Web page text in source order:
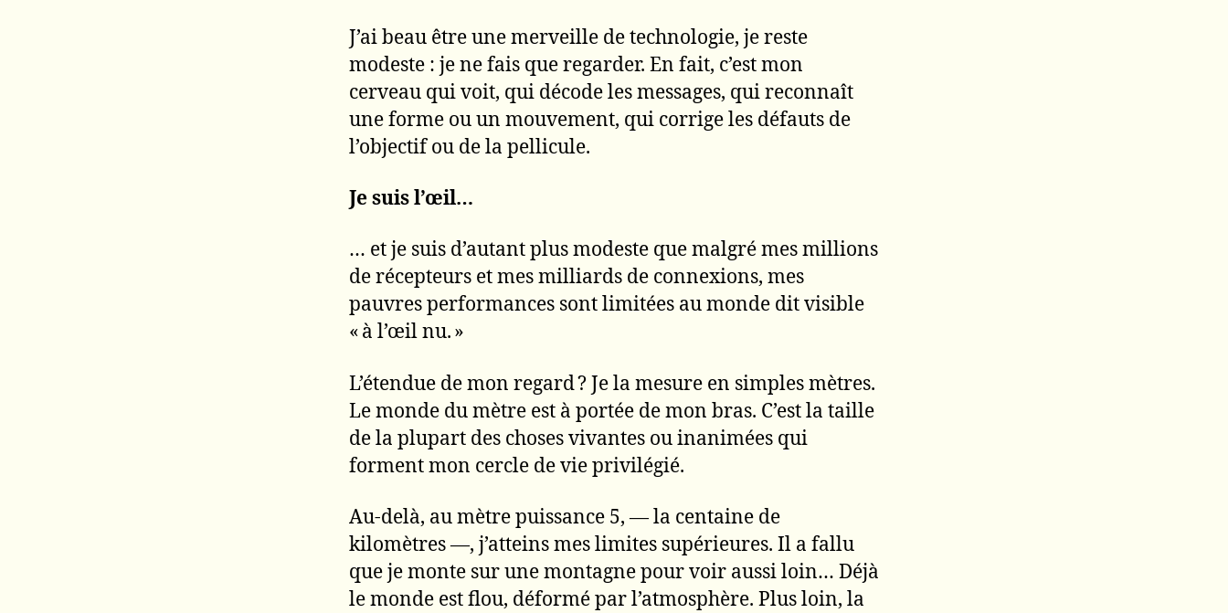
J’ai beau être une merveille de technologie, je reste
modeste : je ne fais que regarder. En fait, c’est mon
cerveau qui voit, qui décode les messages, qui reconnaît
une forme ou un mouvement, qui corrige les défauts de
l’objectif ou de la pellicule.
Je suis l’œil…
… et je suis d’autant plus modeste que malgré mes millions
de récepteurs et mes milliards de connexions, mes
pauvres performances sont limitées au monde dit visible
« à l’œil nu. »
L’étendue de mon regard ? Je la mesure en simples mètres.
Le monde du mètre est à portée de mon bras. C’est la taille
de la plupart des choses vivantes ou inanimées qui
forment mon cercle de vie privilégié.
Au-delà, au mètre puissance 5, — la centaine de
kilomètres —, j’atteins mes limites supérieures. Il a fallu
que je monte sur une montagne pour voir aussi loin… Déjà
le monde est flou, déformé par l’atmosphère. Plus loin, la